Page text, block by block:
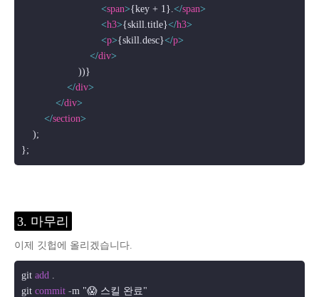
<span>{key + 1}.</span>
<h3>{skill.title}</h3>
<p>{skill.desc}</p>
</div>
                    ))}
</div>
</div>
</section>
    );
3. 마무리
이제 깃헙에 올리겠습니다.
git add .
git commit -m "😱 스킬 완료"